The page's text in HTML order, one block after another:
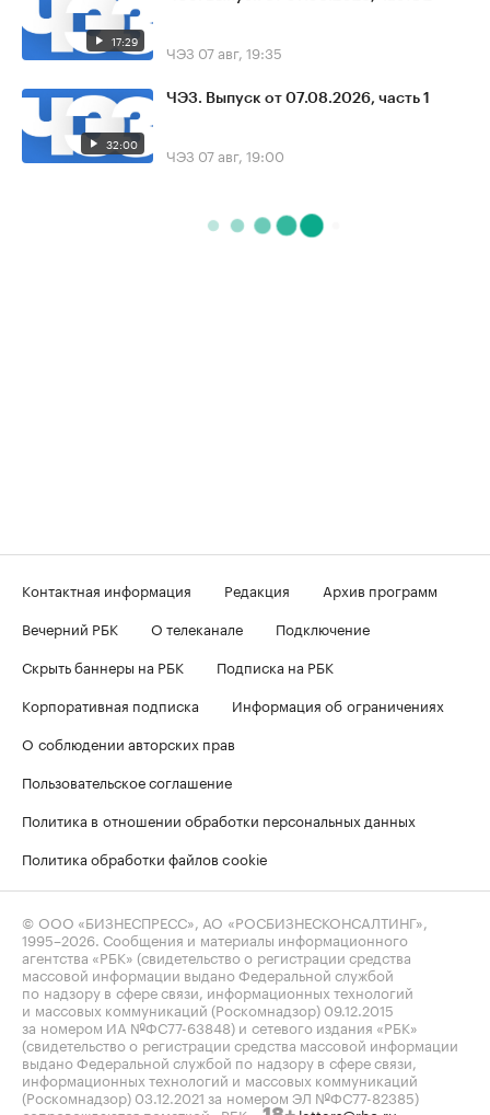
17:29 ЧЭЗ 07 авг, 19:35
32:00
ЧЭЗ. Выпуск от 07.08.2026, часть 1
ЧЭЗ 07 авг, 19:00
Контактная информация Редакция
Архив программ
Вечерний РБК
О телеканале
Подключение
Скрыть баннеры на РБК
Подписка на РБК
Корпоративная подписка
Информация об ограничениях
О соблюдении авторских прав
Пользовательское соглашение
Политика в отношении обработки персональных данных
Политика обработки файлов cookie
© ООО «БИЗНЕСПРЕСС», АО «РОСБИЗНЕСКОНСАЛТИНГ»,
1995–2026 . Сообщения и материалы информационного
агентства «РБК» (свидетельство о регистрации средства
массовой информации выдано Федеральной службой
по надзору в сфере связи, информационных технологий
и массовых коммуникаций (Роскомнадзор) 09.12.2015
за номером ИА №ФС77-63848) и сетевого издания «РБК»
(свидетельство о регистрации средства массовой информации
выдано Федеральной службой по надзору в сфере связи,
информационных технологий и массовых коммуникаций
(Роскомнадзор) 03.12.2021 за номером ЭЛ №ФС77-82385)